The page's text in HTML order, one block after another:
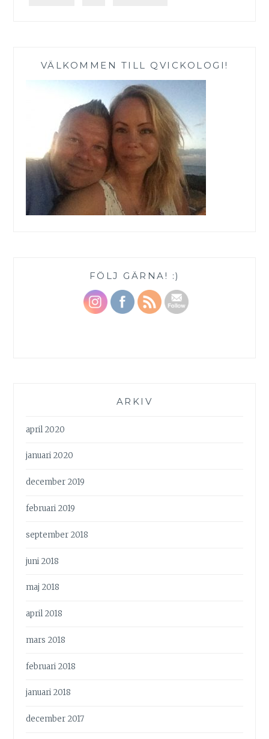
VÄLKOMMEN TILL QVICKOLOGI!
FÖLJ GÄRNA! :)
ARKIV
april 2020
januari 2020
december 2019
februari 2019
september 2018
juni 2018
maj 2018
april 2018
mars 2018
februari 2018
januari 2018
december 2017